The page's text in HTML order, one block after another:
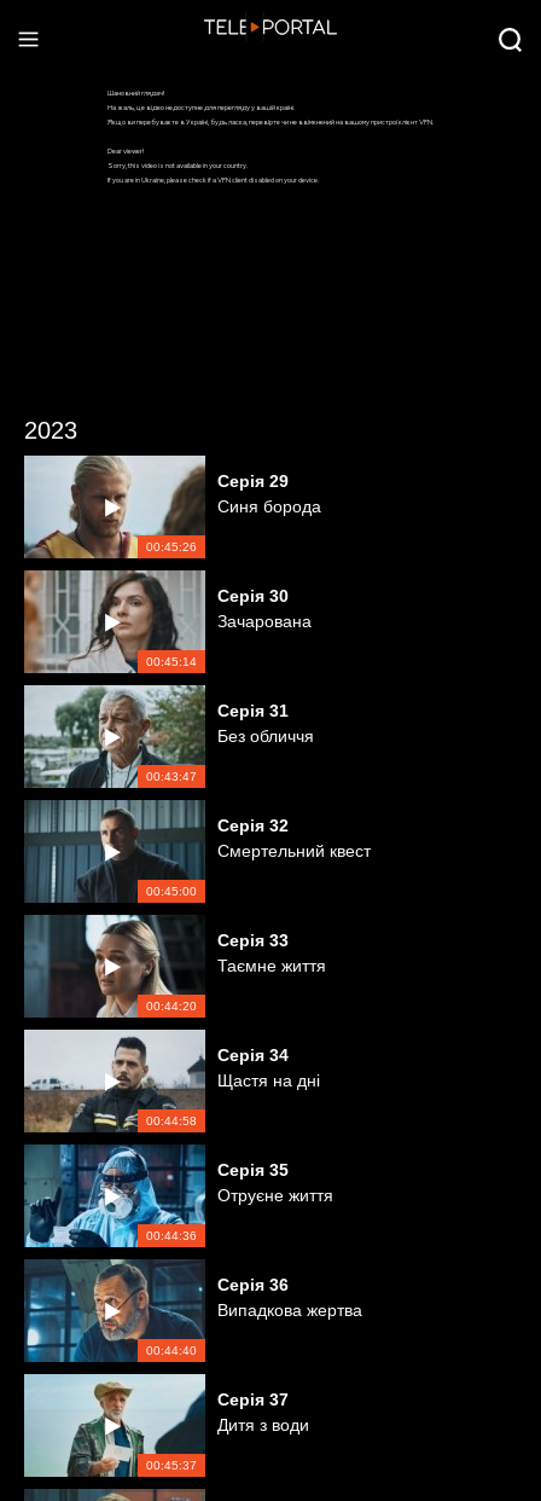
2023
00:45:26
Серія 29
Синя борода
00:45:14
Серія 30
Зачарована
00:43:47
Серія 31
Без обличчя
00:45:00
Серія 32
Смертельний квест
00:44:20
Серія 33
Таємне життя
00:44:58
Серія 34
Щастя на дні
00:44:36
Серія 35
Отруєне життя
00:44:40
Серія 36
Випадкова жертва
00:45:37
Серія 37
Дитя з води